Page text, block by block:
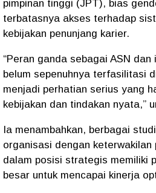
pimpinan tinggi (JPT), bias
terbatasnya akses terhadap
kebijakan penunjang karier.
“Peran ganda sebagai ASN
belum sepenuhnya terfasilitasi
menjadi perhatian serius yang
kebijakan dan tindakan nyata,”
Ia menambahkan, berbagai
organisasi dengan keterwakilan
dalam posisi strategis memiliki
besar untuk mencapai kinerja